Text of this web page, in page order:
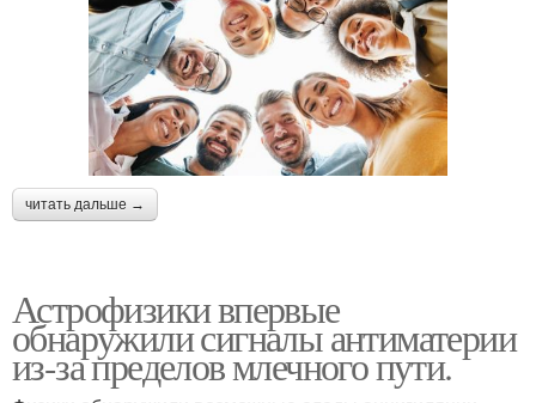
читать дальше →
Астрофизики впервые
обнаружили сигналы антиматерии
из-за пределов млечного пути.